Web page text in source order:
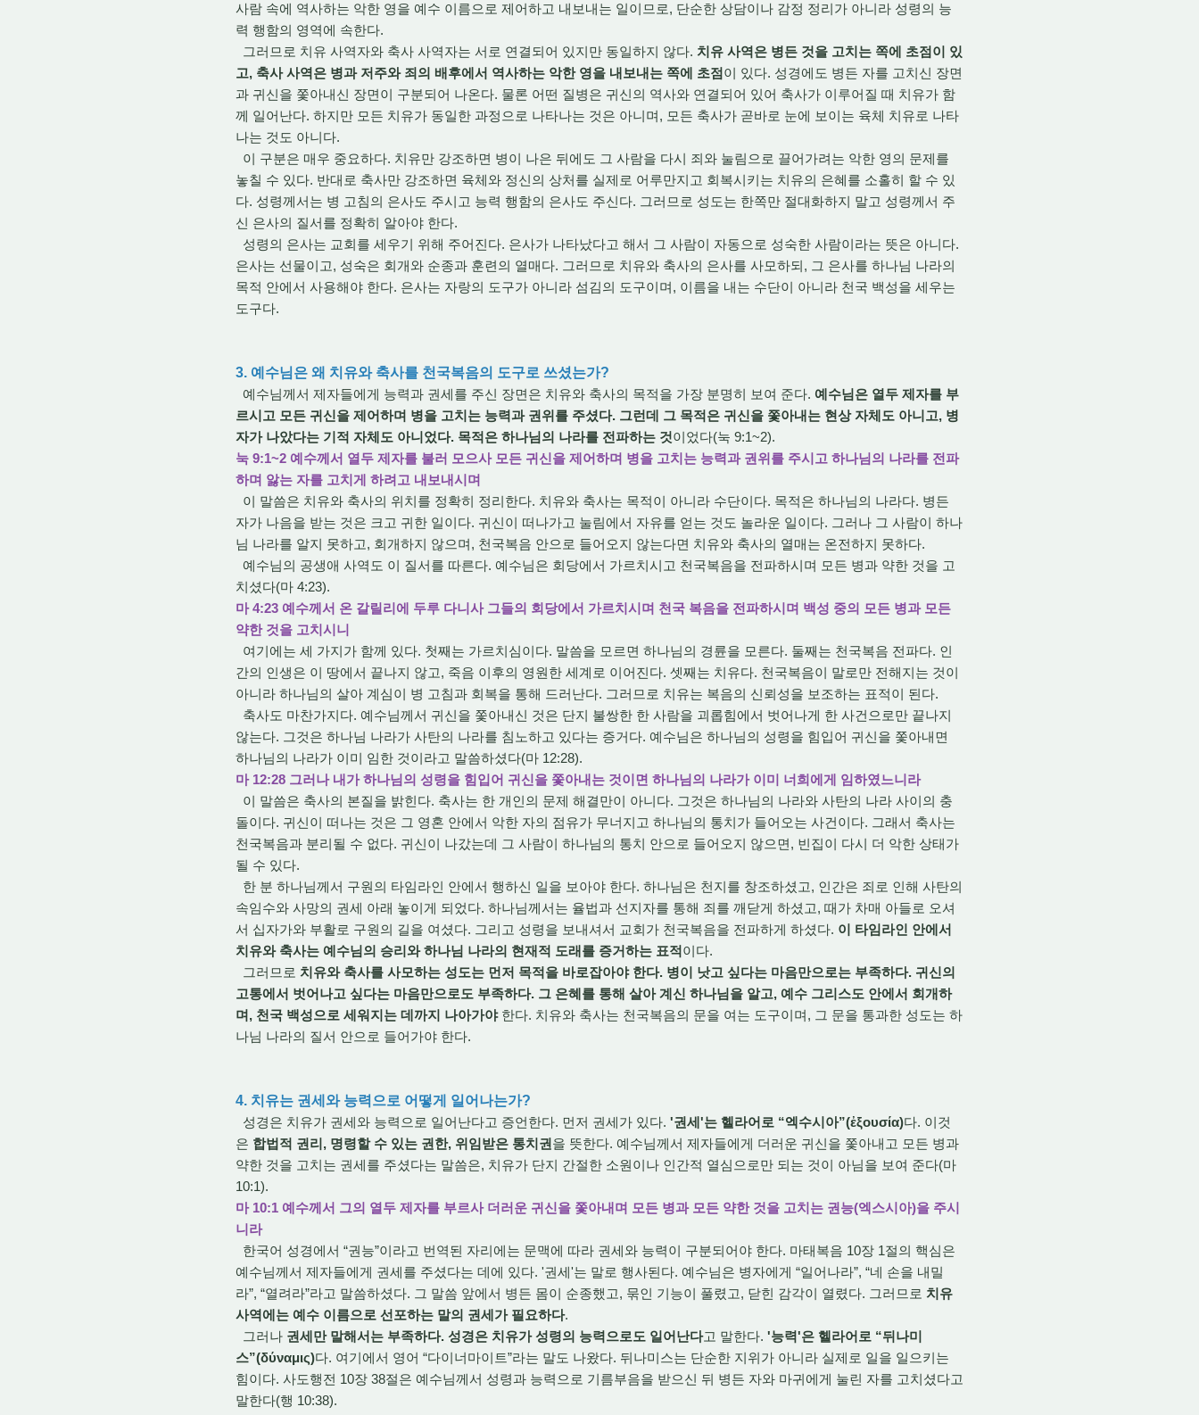
사람 속에 역사하는 악한 영을 예수 이름으로 제어하고 내보내는 일이므로, 단순한 상담이나 감정 정리가 아니라 성령의 능
력 행함의 영역에 속한다.
그러므로 치유 사역자와 축사 사역자는 서로 연결되어 있지만 동일하지 않다. 치유 사역은 병든 것을 고치는 쪽에 초점이 있
고, 축사 사역은 병과 저주와 죄의 배후에서 역사하는 악한 영을 내보내는 쪽에 초점이 있다. 성경에도 병든 자를 고치신 장면
과 귀신을 쫓아내신 장면이 구분되어 나온다. 물론 어떤 질병은 귀신의 역사와 연결되어 있어 축사가 이루어질 때 치유가 함
께 일어난다. 하지만 모든 치유가 동일한 과정으로 나타나는 것은 아니며, 모든 축사가 곧바로 눈에 보이는 육체 치유로 나타
나는 것도 아니다.
이 구분은 매우 중요하다. 치유만 강조하면 병이 나은 뒤에도 그 사람을 다시 죄와 눌림으로 끌어가려는 악한 영의 문제를
놓칠 수 있다. 반대로 축사만 강조하면 육체와 정신의 상처를 실제로 어루만지고 회복시키는 치유의 은혜를 소홀히 할 수 있
다. 성령께서는 병 고침의 은사도 주시고 능력 행함의 은사도 주신다. 그러므로 성도는 한쪽만 절대화하지 말고 성령께서 주
신 은사의 질서를 정확히 알아야 한다.
성령의 은사는 교회를 세우기 위해 주어진다. 은사가 나타났다고 해서 그 사람이 자동으로 성숙한 사람이라는 뜻은 아니다.
은사는 선물이고, 성숙은 회개와 순종과 훈련의 열매다. 그러므로 치유와 축사의 은사를 사모하되, 그 은사를 하나님 나라의
목적 안에서 사용해야 한다. 은사는 자랑의 도구가 아니라 섬김의 도구이며, 이름을 내는 수단이 아니라 천국 백성을 세우는
도구다.
3. 예수님은 왜 치유와 축사를 천국복음의 도구로 쓰셨는가?
예수님께서 제자들에게 능력과 권세를 주신 장면은 치유와 축사의 목적을 가장 분명히 보여 준다. 예수님은 열두 제자를 부
르시고 모든 귀신을 제어하며 병을 고치는 능력과 권위를 주셨다. 그런데 그 목적은 귀신을 쫓아내는 현상 자체도 아니고, 병
자가 나았다는 기적 자체도 아니었다. 목적은 하나님의 나라를 전파하는 것이었다(눅 9:1~2).
눅 9:1~2 예수께서 열두 제자를 불러 모으사 모든 귀신을 제어하며 병을 고치는 능력과 권위를 주시고 하나님의 나라를 전파
하며 앓는 자를 고치게 하려고 내보내시며
이 말씀은 치유와 축사의 위치를 정확히 정리한다. 치유와 축사는 목적이 아니라 수단이다. 목적은 하나님의 나라다. 병든
자가 나음을 받는 것은 크고 귀한 일이다. 귀신이 떠나가고 눌림에서 자유를 얻는 것도 놀라운 일이다. 그러나 그 사람이 하나
님 나라를 알지 못하고, 회개하지 않으며, 천국복음 안으로 들어오지 않는다면 치유와 축사의 열매는 온전하지 못하다.
예수님의 공생애 사역도 이 질서를 따른다. 예수님은 회당에서 가르치시고 천국복음을 전파하시며 모든 병과 약한 것을 고
치셨다(마 4:23).
마 4:23 예수께서 온 갈릴리에 두루 다니사 그들의 회당에서 가르치시며 천국 복음을 전파하시며 백성 중의 모든 병과 모든
약한 것을 고치시니
여기에는 세 가지가 함께 있다. 첫째는 가르치심이다. 말씀을 모르면 하나님의 경륜을 모른다. 둘째는 천국복음 전파다. 인
간의 인생은 이 땅에서 끝나지 않고, 죽음 이후의 영원한 세계로 이어진다. 셋째는 치유다. 천국복음이 말로만 전해지는 것이
아니라 하나님의 살아 계심이 병 고침과 회복을 통해 드러난다. 그러므로 치유는 복음의 신뢰성을 보조하는 표적이 된다.
축사도 마찬가지다. 예수님께서 귀신을 쫓아내신 것은 단지 불쌍한 한 사람을 괴롭힘에서 벗어나게 한 사건으로만 끝나지
않는다. 그것은 하나님 나라가 사탄의 나라를 침노하고 있다는 증거다. 예수님은 하나님의 성령을 힘입어 귀신을 쫓아내면
하나님의 나라가 이미 임한 것이라고 말씀하셨다(마 12:28).
마 12:28 그러나 내가 하나님의 성령을 힘입어 귀신을 쫓아내는 것이면 하나님의 나라가 이미 너희에게 임하였느니라
이 말씀은 축사의 본질을 밝힌다. 축사는 한 개인의 문제 해결만이 아니다. 그것은 하나님의 나라와 사탄의 나라 사이의 충
돌이다. 귀신이 떠나는 것은 그 영혼 안에서 악한 자의 점유가 무너지고 하나님의 통치가 들어오는 사건이다. 그래서 축사는
천국복음과 분리될 수 없다. 귀신이 나갔는데 그 사람이 하나님의 통치 안으로 들어오지 않으면, 빈집이 다시 더 악한 상태가
될 수 있다.
한 분 하나님께서 구원의 타임라인 안에서 행하신 일을 보아야 한다. 하나님은 천지를 창조하셨고, 인간은 죄로 인해 사탄의
속임수와 사망의 권세 아래 놓이게 되었다. 하나님께서는 율법과 선지자를 통해 죄를 깨닫게 하셨고, 때가 차매 아들로 오셔
서 십자가와 부활로 구원의 길을 여셨다. 그리고 성령을 보내셔서 교회가 천국복음을 전파하게 하셨다. 이 타임라인 안에서
치유와 축사는 예수님의 승리와 하나님 나라의 현재적 도래를 증거하는 표적이다.
그러므로 치유와 축사를 사모하는 성도는 먼저 목적을 바로잡아야 한다. 병이 낫고 싶다는 마음만으로는 부족하다. 귀신의
고통에서 벗어나고 싶다는 마음만으로도 부족하다. 그 은혜를 통해 살아 계신 하나님을 알고, 예수 그리스도 안에서 회개하
며, 천국 백성으로 세워지는 데까지 나아가야한다. 치유와 축사는 천국복음의 문을 여는 도구이며, 그 문을 통과한 성도는 하
나님 나라의 질서 안으로 들어가야 한다.
4. 치유는 권세와 능력으로 어떻게 일어나는가?
성경은 치유가 권세와 능력으로 일어난다고 증언한다. 먼저 권세가 있다. '권세'는 헬라어로 “엑수시아”(ἐξουσία)다. 이것
은 합법적 권리, 명령할 수 있는 권한, 위임받은 통치권을 뜻한다. 예수님께서 제자들에게 더러운 귀신을 쫓아내고 모든 병과
약한 것을 고치는 권세를 주셨다는 말씀은, 치유가 단지 간절한 소원이나 인간적 열심으로만 되는 것이 아님을 보여 준다(마
10:1).
마 10:1 예수께서 그의 열두 제자를 부르사 더러운 귀신을 쫓아내며 모든 병과 모든 약한 것을 고치는 권능(엑스시아)을 주시
니라
한국어 성경에서 “권능”이라고 번역된 자리에는 문맥에 따라 권세와 능력이 구분되어야 한다. 마태복음 10장 1절의 핵심은
예수님께서 제자들에게 권세를 주셨다는 데에 있다. '권세'는 말로 행사된다. 예수님은 병자에게 “일어나라”, “네 손을 내밀
라”, “열려라”라고 말씀하셨다. 그 말씀 앞에서 병든 몸이 순종했고, 묶인 기능이 풀렸고, 닫힌 감각이 열렸다. 그러므로 치유
사역에는 예수 이름으로 선포하는 말의 권세가 필요하다.
그러나 권세만 말해서는 부족하다. 성경은 치유가 성령의 능력으로도 일어난다고 말한다. '능력'은 헬라어로 “뒤나미
스”(δύναμις)다. 여기에서 영어 “다이너마이트”라는 말도 나왔다. 뒤나미스는 단순한 지위가 아니라 실제로 일을 일으키는
힘이다. 사도행전 10장 38절은 예수님께서 성령과 능력으로 기름부음을 받으신 뒤 병든 자와 마귀에게 눌린 자를 고치셨다고
말한다(행 10:38).